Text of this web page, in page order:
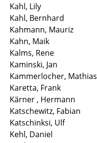
Kahl, Lily
Kahl, Bernhard
Kahmann, Mauriz
Kahn, Maik
Kalms, Rene
Kaminski, Jan
Kammerlocher, Mathias
Karetta, Frank
Kärner , Hermann
Katschewitz, Fabian
Katschinksi, Ulf
Kehl, Daniel